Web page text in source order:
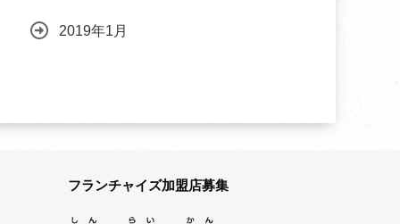
2019年1月
フランチャイズ加盟店募集